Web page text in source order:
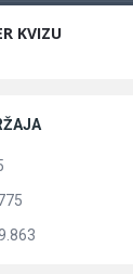
KVIZU